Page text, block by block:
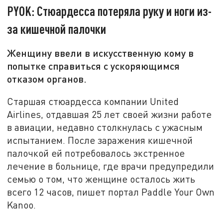
PYOK: Стюардесса потеряла руку и ноги из-
за кишечной палочки
Женщину ввели в искусственную кому в
попытке справиться с ускоряющимся
отказом органов.
Старшая стюардесса компании United
Airlines, отдавшая 25 лет своей жизни работе
в авиации, недавно столкнулась с ужасным
испытанием. После заражения кишечной
палочкой ей потребовалось экстренное
лечение в больнице, где врачи предупредили
семью о том, что женщине осталось жить
всего 12 часов, пишет портал Paddle Your Own
Kanoo.